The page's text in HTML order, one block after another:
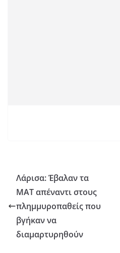
Λάρισα: Έβαλαν τα
ΜΑΤ απέναντι στους
πλημμυροπαθείς που
βγήκαν να
διαμαρτυρηθούν